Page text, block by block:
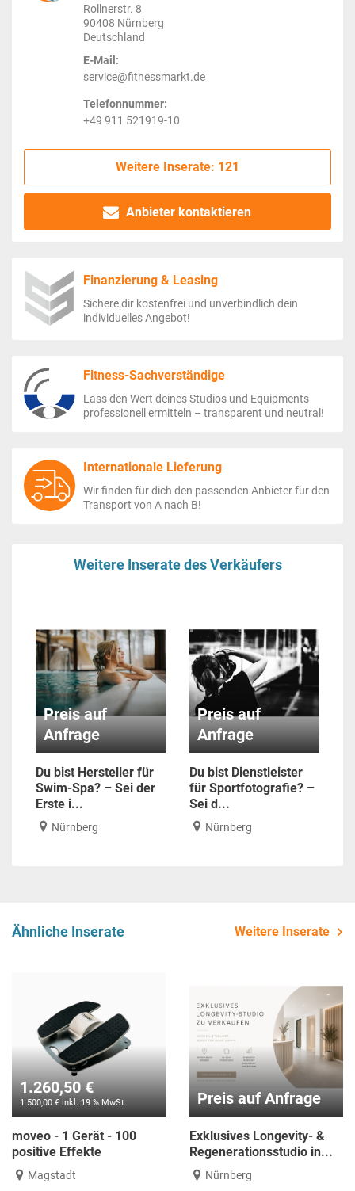
Rollnerstr. 8
90408 Nürnberg
Deutschland
E-Mail:
service@fitnessmarkt.de
Telefonnummer:
+49 911 521919-10
Weitere Inserate: 121
Anbieter kontaktieren
Finanzierung & Leasing
Sichere dir kostenfrei und unverbindlich dein
individuelles Angebot!
Fitness-Sachverständige
Lass den Wert deines Studios und Equipments
professionell ermitteln – transparent und neutral!
Internationale Lieferung
Wir finden für dich den passenden Anbieter für den
Transport von A nach B!
Weitere Inserate des Verkäufers
Preis auf
Anfrage
Du bist Hersteller für
Swim-Spa? – Sei der
Erste i...
Nürnberg
Preis auf
Anfrage
Du bist Dienstleister
für Sportfotografie? –
Sei d...
Nürnberg
Ähnliche Inserate Weitere Inserate
1.260,50 €
1.500,00 € inkl. 19 % MwSt.
moveo - 1 Gerät - 100
positive Effekte
Magstadt
Preis auf Anfrage
Exklusives Longevity- &
Regenerationsstudio in...
Nürnberg